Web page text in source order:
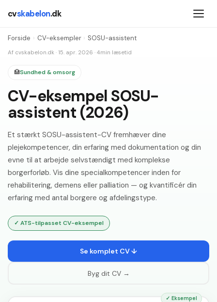
cvskabelon.dk
Forside › CV-eksempler › SOSU-assistent
Af cvskabelon.dk · 15. apr. 2026 · 4min læsetid
🏥Sundhed & omsorg
CV-eksempel SOSU-
assistent (2026)
Et stærkt SOSU-assistent-CV fremhæver dine
plejekompetencer, din erfaring med dokumentation og din
evne til at arbejde selvstændigt med komplekse
borgerforløb. Vis dine specialkompetencer inden for
rehabilitering, demens eller palliation — og kvantificér din
erfaring med antal borgere og afdelingstype.
✓ ATS-tilpasset CV-eksempel
Se komplet CV ↓
Byg dit CV →
✓ Eksempel